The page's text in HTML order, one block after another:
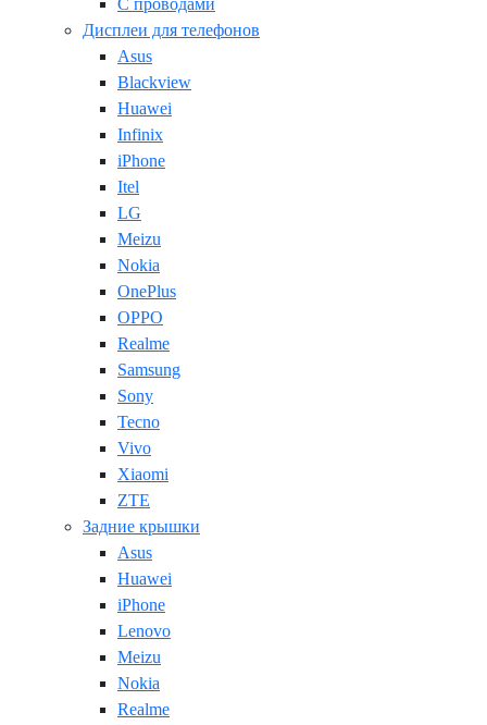
С проводами
Дисплеи для телефонов
Asus
Blackview
Huawei
Infinix
iPhone
Itel
LG
Meizu
Nokia
OnePlus
OPPO
Realme
Samsung
Sony
Tecno
Vivo
Xiaomi
ZTE
Задние крышки
Asus
Huawei
iPhone
Lenovo
Meizu
Nokia
Realme